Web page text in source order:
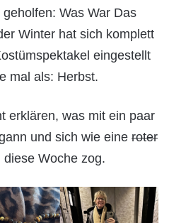
Was War Das
Winter hat sich komplett
eingestellt
mal als: Herbst.
erklären, was mit ein paar
und sich wie eine roter
Woche zog.